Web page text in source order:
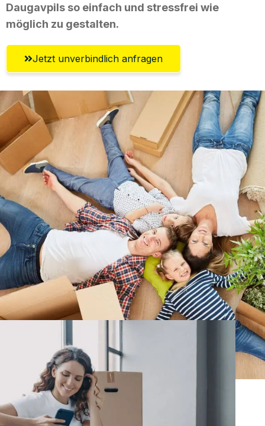
Daugavpils so einfach und stressfrei wie
möglich zu gestalten.
Jetzt unverbindlich anfragen